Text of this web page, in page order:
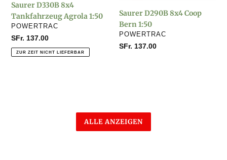
Saurer D330B 8x4
Tankfahrzeug Agrola 1:50
VERKÄUFER
POWERTRAC
Normaler
Preis
SFr. 137.00
ZUR ZEIT NICHT LIEFERBAR
Saurer D290B 8x4 Coop
Bern 1:50
VERKÄUFER
POWERTRAC
Normaler
SFr. 137.00
ALLE ANZEIGEN